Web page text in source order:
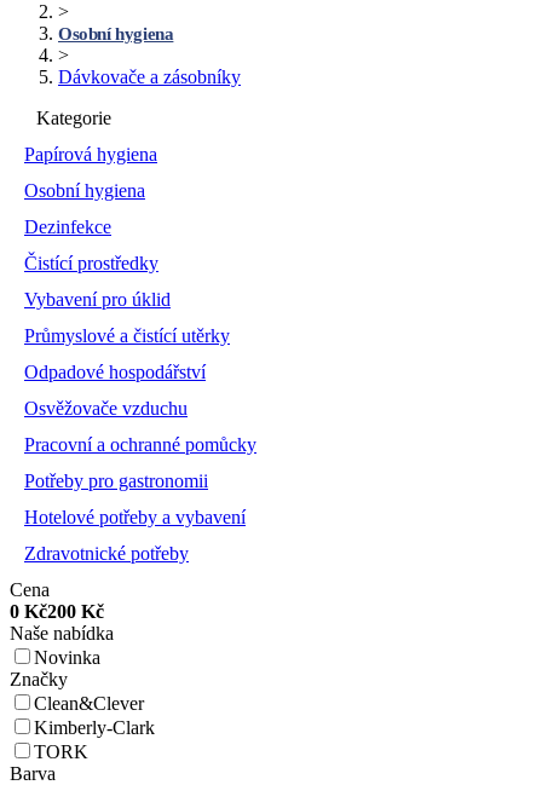
>
Osobní hygiena
>
Dávkovače a zásobníky
Kategorie
Papírová hygiena
Osobní hygiena
Dezinfekce
Čistící prostředky
Vybavení pro úklid
Průmyslové a čistící utěrky
Odpadové hospodářství
Osvěžovače vzduchu
Pracovní a ochranné pomůcky
Potřeby pro gastronomii
Hotelové potřeby a vybavení
Zdravotnické potřeby
Cena
0 Kč200 Kč
Naše nabídka
Novinka
Značky
Clean&Clever
Kimberly-Clark
TORK
Barva